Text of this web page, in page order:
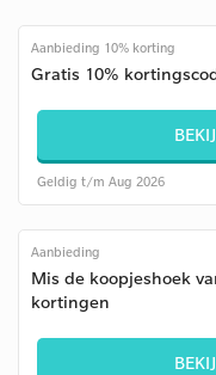
Aanbieding 10% korting
Gratis 10%
Geldig t/m Aug 2026
Aanbieding
Mis de koopjeshoek
kortingen